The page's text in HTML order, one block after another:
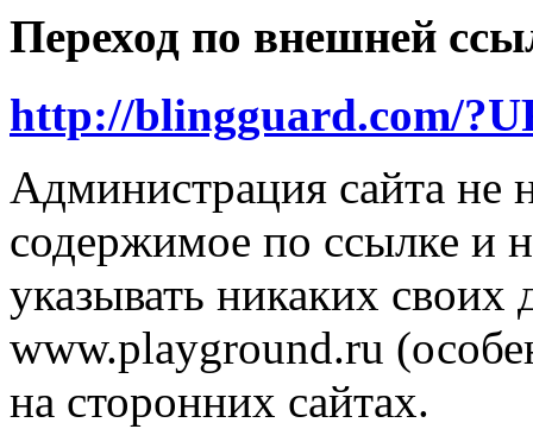
Переход по внешней
http://blingguard.com/
Администрация сайта не
содержимое по ссылке и
указывать никаких
www.playground.ru
на сторонних сайтах.